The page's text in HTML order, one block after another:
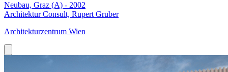
Neubau, Graz (A) - 2002
Architektur Consult, Rupert Gruber
Architekturzentrum Wien